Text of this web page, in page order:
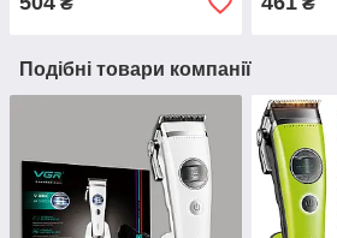
Подібні товари компанії